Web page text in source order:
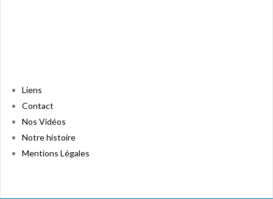
Liens
Contact
Nos Vidéos
Notre histoire
Mentions Légales